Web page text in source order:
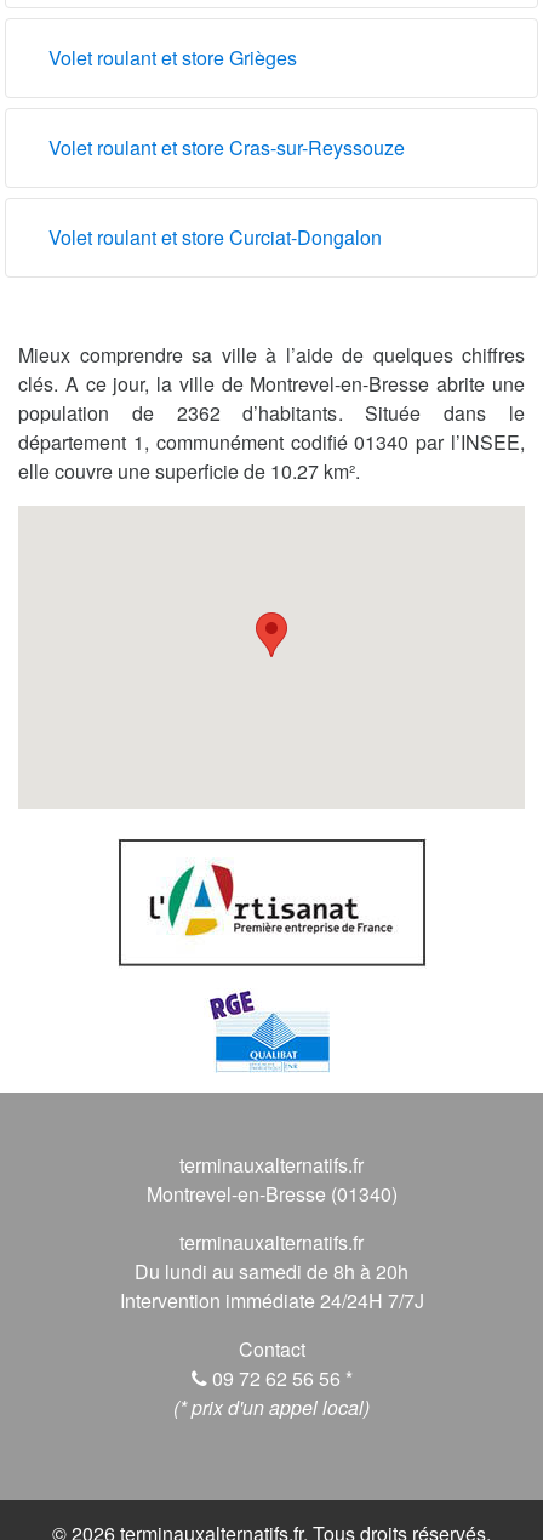
Volet roulant et store Grièges
Volet roulant et store Cras-sur-Reyssouze
Volet roulant et store Curciat-Dongalon
Mieux comprendre sa ville à l’aide de quelques chiffres
clés. A ce jour, la ville de Montrevel-en-Bresse abrite une
population de 2362 d’habitants. Située dans le
département 1, communément codifié 01340 par l’INSEE,
elle couvre une superficie de 10.27 km².
terminauxalternatifs.fr
Montrevel-en-Bresse (01340)
terminauxalternatifs.fr
Du lundi au samedi de 8h à 20h
Intervention immédiate 24/24H 7/7J
Contact
09 72 62 56 56 *
(* prix d'un appel local)
© 2026 terminauxalternatifs.fr, Tous droits réservés.